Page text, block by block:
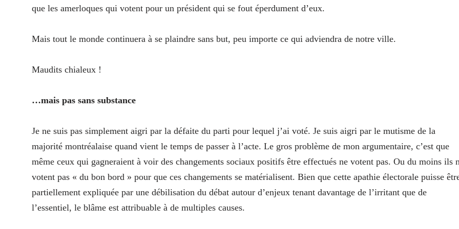
que les amerloques qui votent pour un président qui se fout éperdument d’eux.
Mais tout le monde continuera à se plaindre sans but, peu importe ce qui adviendra de notre ville.
Maudits chialeux !
…mais pas sans substance
Je ne suis pas simplement aigri par la défaite du parti pour lequel j’ai voté. Je suis aigri par le mutisme de la
majorité montréalaise quand vient le temps de passer à l’acte. Le gros problème de mon argumentaire, c’est que
même ceux qui gagneraient à voir des changements sociaux positifs être effectués ne votent pas. Ou du moins ils
votent pas « du bon bord » pour que ces changements se matérialisent. Bien que cette apathie électorale puisse
partiellement expliquée par une débilisation du débat autour d’enjeux tenant davantage de l’irritant que de
l’essentiel, le blâme est attribuable à de multiples causes.